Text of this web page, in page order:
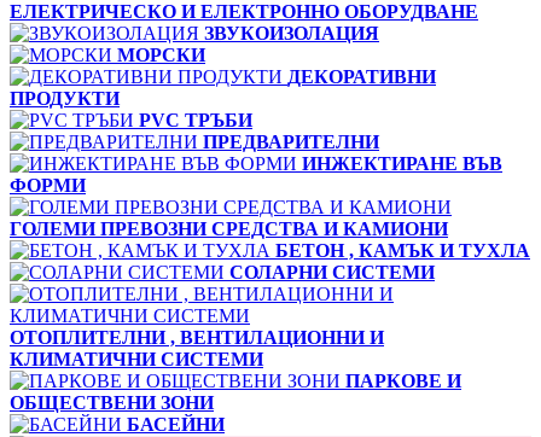
ЕЛЕКТРИЧЕСКО И ЕЛЕКТРОННО ОБОРУДВАНЕ
ЗВУКОИЗОЛАЦИЯ
МОРСКИ
ДЕКОРАТИВНИ
ПРОДУКТИ
PVC ТРЪБИ
ПРЕДВАРИТЕЛНИ
ИНЖЕКТИРАНЕ ВЪВ
ФОРМИ
ГОЛЕМИ ПРЕВОЗНИ СРЕДСТВА И КАМИОНИ
БЕТОН , КАМЪК И ТУХЛА
СОЛАРНИ СИСТЕМИ
ОТОПЛИТЕЛНИ , ВЕНТИЛАЦИОННИ И
КЛИМАТИЧНИ СИСТЕМИ
ПАРКОВЕ И
ОБЩЕСТВЕНИ ЗОНИ
БАСЕЙНИ